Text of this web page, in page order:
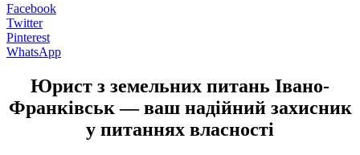
Facebook
Twitter
Pinterest
WhatsApp
Юрист з земельних питань Івано-
Франківськ — ваш надійний захисник
у питаннях власності